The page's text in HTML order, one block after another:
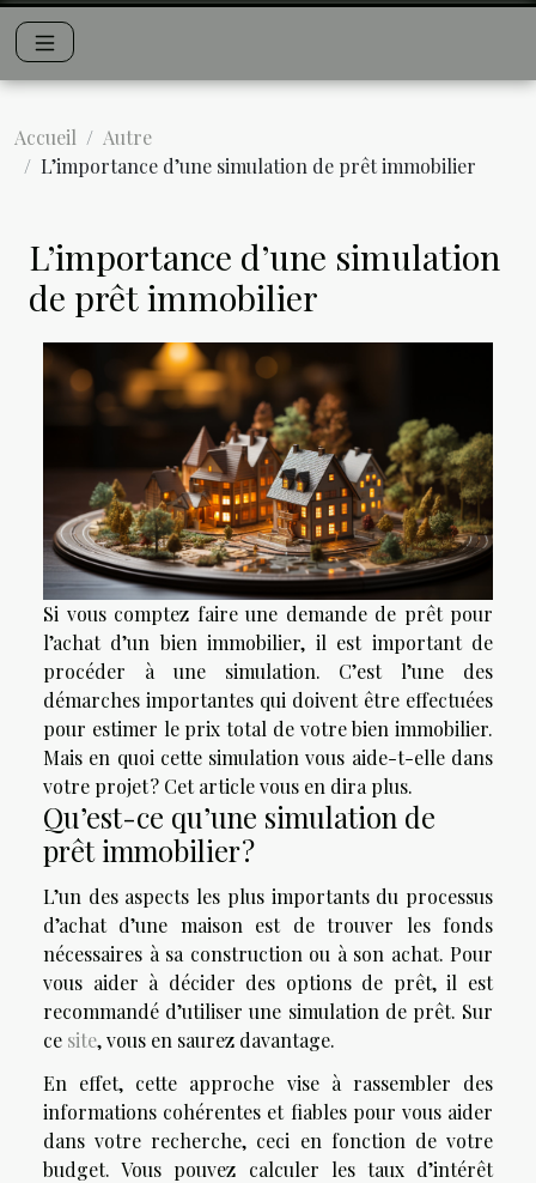
Accueil
Autre
L’importance d’une simulation de prêt immobilier
L’importance d’une simulation
de prêt immobilier
Si vous comptez faire une demande de prêt pour
l’achat d’un bien immobilier, il est important de
procéder à une simulation. C’est l’une des
démarches importantes qui doivent être effectuées
pour estimer le prix total de votre bien immobilier.
Mais en quoi cette simulation vous aide-t-elle dans
votre projet ? Cet article vous en dira plus.
Qu’est-ce qu’une simulation de
prêt immobilier ?
L’un des aspects les plus importants du processus
d’achat d’une maison est de trouver les fonds
nécessaires à sa construction ou à son achat. Pour
vous aider à décider des options de prêt, il est
recommandé d’utiliser une simulation de prêt. Sur
ce site, vous en saurez davantage.
En effet, cette approche vise à rassembler des
informations cohérentes et fiables pour vous aider
dans votre recherche, ceci en fonction de votre
budget. Vous pouvez calculer les taux d’intérêt